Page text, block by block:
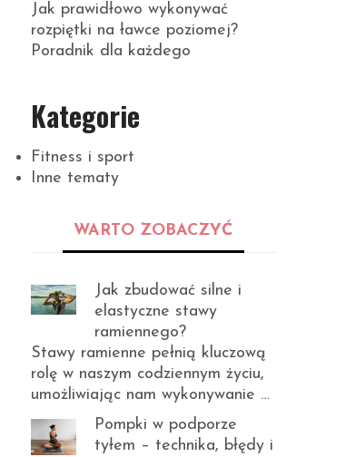
Jak prawidłowo wykonywać
rozpiętki na ławce poziomej?
Poradnik dla każdego
Kategorie
Fitness i sport
Inne tematy
WARTO ZOBACZYĆ
Jak zbudować silne i
elastyczne stawy
ramiennego?
Stawy ramienne pełnią kluczową
rolę w naszym codziennym życiu,
umożliwiając nam wykonywanie …
Pompki w podporze
tyłem – technika, błędy i